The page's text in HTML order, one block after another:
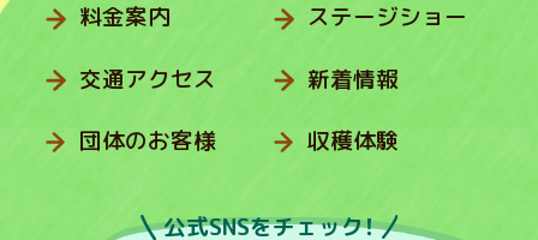
料金案内
交通アクセス
団体のお客様
ステージショー
新着情報
収穫体験
公式SNSをチェック！